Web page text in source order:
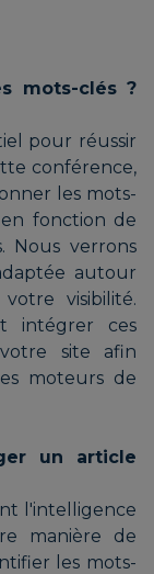
mots-clés ?
pour réussir
conférence,
les mots-
fonction de
Nous verrons
autour
visibilité.
intégrer ces
site afin
moteurs de
un article
l'intelligence
manière de
les mots-